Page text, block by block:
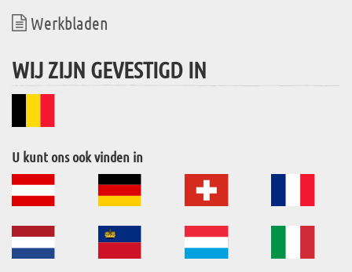
Werkbladen
WIJ ZIJN GEVESTIGD IN
U kunt ons ook vinden in